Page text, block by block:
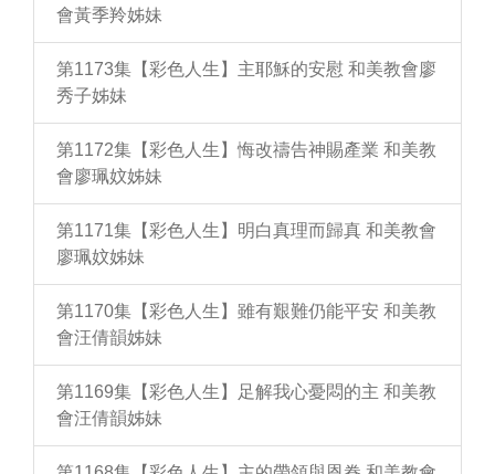
會黃季羚姊妹
第1173集【彩色人生】主耶穌的安慰 和美教會廖
秀子姊妹
第1172集【彩色人生】悔改禱告神賜產業 和美教
會廖珮妏姊妹
第1171集【彩色人生】明白真理而歸真 和美教會
廖珮妏姊妹
第1170集【彩色人生】雖有艱難仍能平安 和美教
會汪倩韻姊妹
第1169集【彩色人生】足解我心憂悶的主 和美教
會汪倩韻姊妹